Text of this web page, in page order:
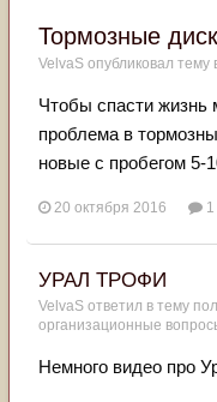
Тормозные
VelvaS опубликовал тему
Чтобы спасти жизнь
проблема в
новые с пробегом 5-
20 октября 2016
УРАЛ ТРОФИ
VelvaS ответил в тему
организационные
Немного видео про